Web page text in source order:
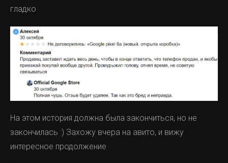
гладко
На этом история должна была закончиться, но не
закончилась :) Захожу вчера на авито, и вижу
интересное продолжение